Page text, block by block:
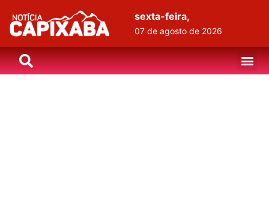
sexta-feira,
07 de agosto de 2026